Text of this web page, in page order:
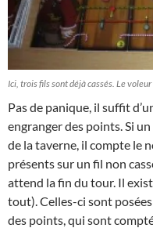
Ici, trois fils sont déjà cassés. Le
Pas de panique, il suffit
engranger des points. Si
de la taverne, il compte le
présents sur un fil non
attend la fin du tour. Il
tout). Celles-ci sont
des points, qui sont